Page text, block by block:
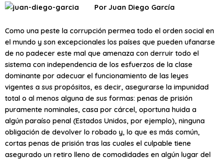
Por Juan Diego García
Como una peste la corrupción permea todo el orden social en
el mundo y son excepcionales los países que pueden ufanarse
de no padecer este mal que amenaza con derruir todo el
sistema con independencia de los esfuerzos de la clase
dominante por adecuar el funcionamiento de las leyes
vigentes a sus propósitos, es decir, asegurarse la impunidad
total o al menos alguna de sus formas: penas de prisión
puramente nominales, casa por cárcel, oportuna huida a
algún paraíso penal (Estados Unidos, por ejemplo), ninguna
obligación de devolver lo robado y, lo que es más común,
cortas penas de prisión tras las cuales el culpable tiene
asegurado un retiro lleno de comodidades en algún lugar del